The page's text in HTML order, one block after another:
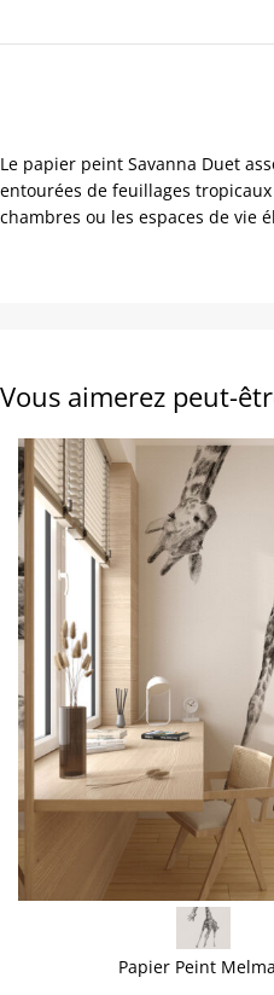
Le papier peint Savanna Duet
entourées de feuillages
chambres ou les espaces de vie
Vous aimerez peut-
Papier Peint